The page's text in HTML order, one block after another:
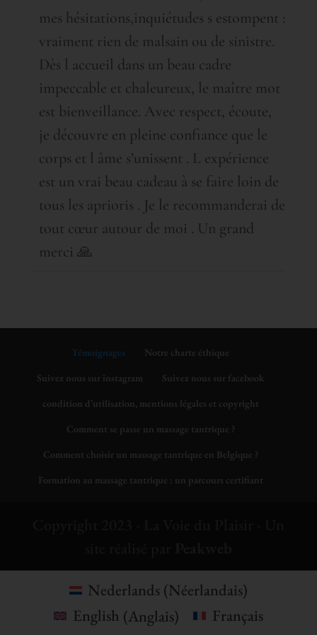
mes hésitations,inquiétudes s estompent :
vraiment rien de malsain ou de sinistre.
Dès l accueil dans un beau cadre
impeccable et chaleureux, le maître mot
est bienveillance. Avec respect, écoute,
je découvre en pleine confiance que le
corps et l âme s’unissent . L expérience
est un vrai beau cadeau à se faire loin de
tous les aprioris . Je le recommanderai de
tout cœur autour de moi . Un grand
merci 🙏
Témoignages
Notre charte éthique
Suivez nous sur instagram
Suivez nous sur facebook
condition d’utilisation, mentions légales et copyright
Comment se passe un massage tantrique ?
Comment choisir un massage tantrique en Belgique ?
Formation au massage tantrique : un parcours certifiant
Nederlands (Néerlandais)
English (Anglais)
Français